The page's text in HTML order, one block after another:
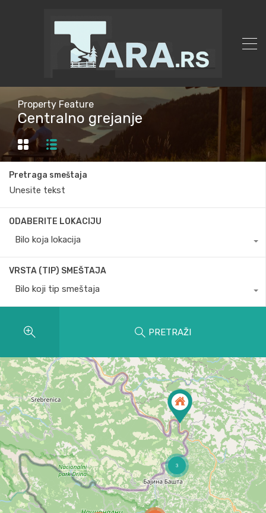
Property Feature
Centralno grejanje
Pretraga smeštaja
ODABERITE LOKACIJU
Bilo koja lokacija
VRSTA (TIP) SMEŠTAJA
Bilo koji tip smeštaja
PRETRAŽI
3